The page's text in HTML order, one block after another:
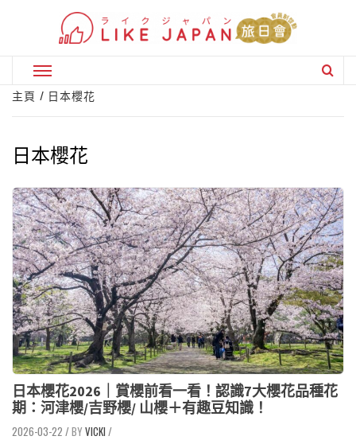
Primary
Menu
主頁 日本櫻花
日本櫻花
日本櫻花2026｜賞櫻前看一看！認識7大櫻花品種花
期：河津櫻/吉野櫻/ 山櫻＋有趣豆知識！
2026-03-22 / VICKI /